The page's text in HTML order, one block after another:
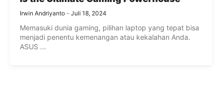
Irwin Andriyanto Juli 18, 2024
Memasuki dunia gaming, pilihan laptop yang tepat bisa
menjadi penentu kemenangan atau kekalahan Anda.
ASUS ...